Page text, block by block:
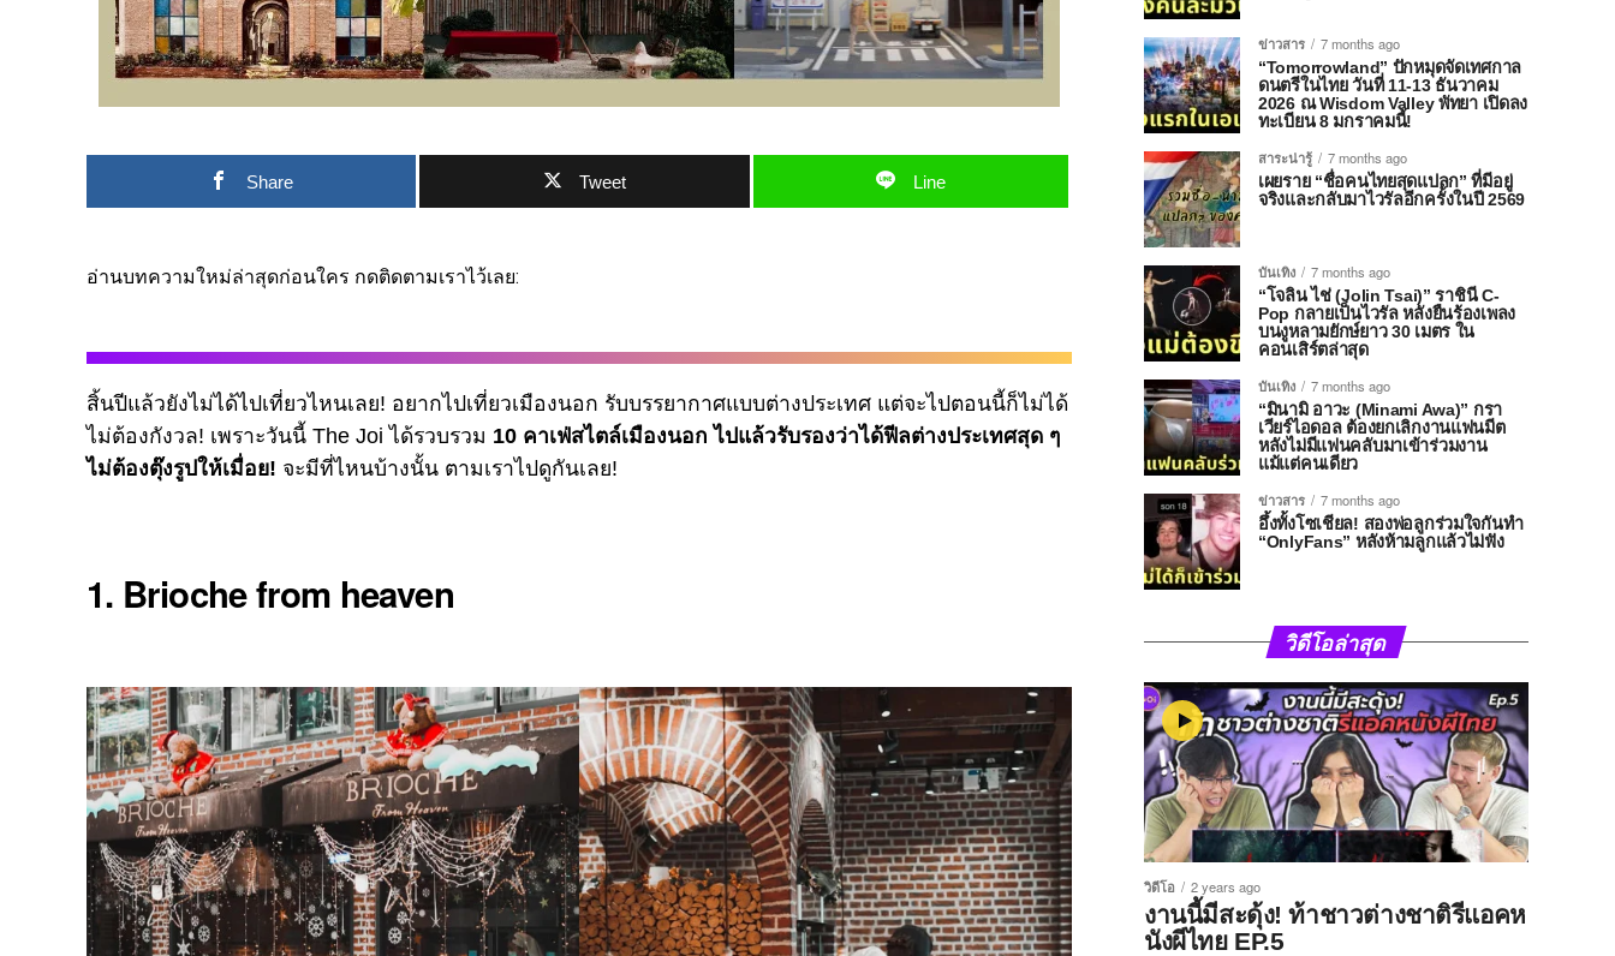
Share Tweet Line
อ่านบทความใหม่ล่าสุดก่อนใคร กดติดตามเราไว้เลย:
สิ้นปีแล้วยังไม่ได้ไปเที่ยวไหนเลย! อยากไปเที่ยวเมืองนอก รับบรรยากาศแบบต่างประเทศ แต่จะไปตอนนี้ก็ไม่ได้
ไม่ต้องกังวล! เพราะวันนี้ The Joi ได้รวบรวม 10 คาเฟ่สไตล์เมืองนอก ไปแล้วรับรองว่าได้ฟีลต่างประเทศสุด ๆ
ไม่ต้องตุ๊งรูปให้เมื่อย! จะมีที่ไหนบ้างนั้น ตามเราไปดูกันเลย!
1. Brioche from heaven
ข่าวสาร
7 months ago
“Tomorrowland” ปักหมุดจัดเทศกาล
ดนตรีในไทย วันที่ 11-13 ธันวาคม
2026 ณ Wisdom Valley พัทยา เปิดลง
ทะเบียน 8 มกราคมนี้!
สาระน่ารู้
7 months ago
เผยราย “ชื่อคนไทยสุดแปลก” ที่มีอยู่
จริงและกลับมาไวรัลอีกครั้งในปี 2569
บันเทิง
7 months ago
“โจลิน ไช่ (Jolin Tsai)” ราชินี C-
Pop กลายเป็นไวรัล หลังยืนร้องเพลง
บนงูหลามยักษ์ยาว 30 เมตร ใน
คอนเสิร์ตล่าสุด
บันเทิง
7 months ago
“มินามิ อาวะ (Minami Awa)” กรา
เวียร์ไอดอล ต้องยกเลิกงานแฟนมีต
หลังไม่มีแฟนคลับมาเข้าร่วมงาน
แม้แต่คนเดียว
ข่าวสาร
7 months ago
อึ้งทั้งโซเชียล! สองพ่อลูกร่วมใจกันทำ
“OnlyFans” หลังห้ามลูกแล้วไม่ฟัง
วิดีโอล่าสุด
วิดีโอ 2 years ago
งานนี้มีสะดุ้ง! ท้าชาวต่างชาติรีแอคห
นังผีไทย EP.5